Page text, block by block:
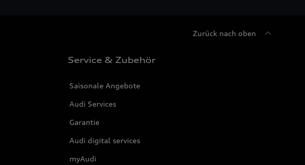
Zurück nach oben
Service & Zubehör
Saisonale Angebote
Audi Services
Garantie
Audi digital services
myAudi